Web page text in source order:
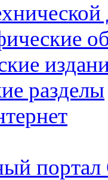
разделы
портал